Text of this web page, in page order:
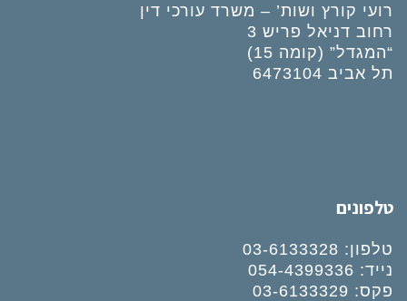
רועי קורץ ושות’ – משרד עורכי דין
רחוב דניאל פריש 3
“המגדל” (קומה 15)
תל אביב 6473104
טלפונים
טלפון: 03-6133328
נייד: 054-4399336
פקס: 03-6133329